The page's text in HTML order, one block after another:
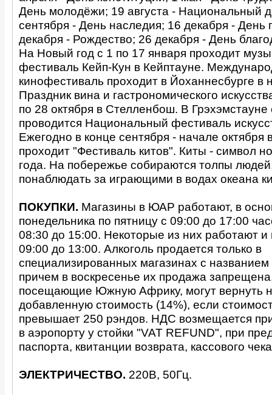
День молодёжи; 19 августа - Национальный
сентября - День наследия; 16 декабря - День
декабря - Рождество; 26 декабря - День
На Новый год с 1 по 17 января проходит
фестиваль Кейп-Кун в Кейптауне.
кинофестиваль проходит в Йоханнесбурге в
Праздник вина и гастрономического
по 28 октября в Стелленбош. В Грэхэмстауне
проводится Национальный фестиваль
Ежегодно в конце сентября - начале октября
проходит "Фестиваль китов". Киты - символ
года. На побережье собираются толпы
понаблюдать за играющими в водах океана
ПОКУПКИ. Магазины в ЮАР работают, в
понедельника по пятницу с 09:00 до 17:00
08:30 до 15:00. Некоторые из них работают и
09:00 до 13:00. Алкоголь продается только в
специализированных магазинах с
причем в воскресенье их продажа
посещающие Южную Африку, могут вернуть
добавленную стоимость (14%), если
превышает 250 рэндов. НДС возмещается
в аэропорту у стойки "VAT REFUND", при
паспорта, квитанции возврата, кассового
ЭЛЕКТРИЧЕСТВО. 220В, 50Гц.